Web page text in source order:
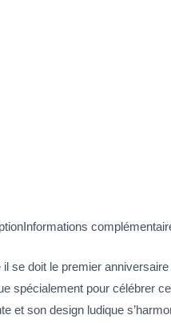
Informations
se doit le premier
spécialement pour célébrer
et son design ludique